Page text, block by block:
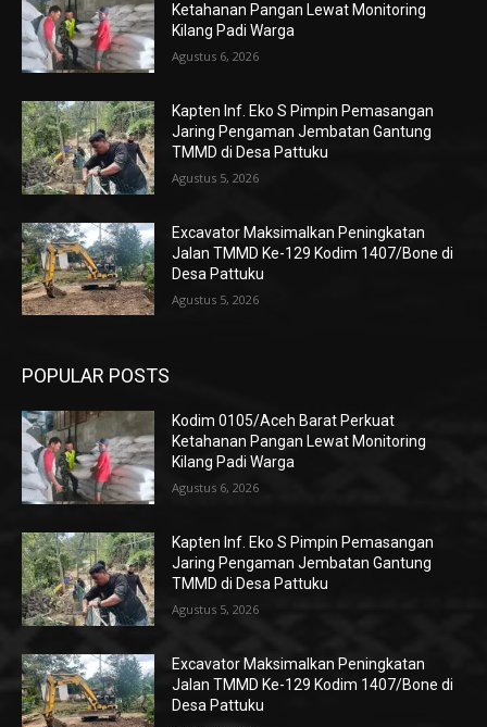
Ketahanan Pangan Lewat Monitoring
Kilang Padi Warga
Agustus 6, 2026
Kapten Inf. Eko S Pimpin Pemasangan
Jaring Pengaman Jembatan Gantung
TMMD di Desa Pattuku
Agustus 5, 2026
Excavator Maksimalkan Peningkatan
Jalan TMMD Ke-129 Kodim 1407/Bone di
Desa Pattuku
Agustus 5, 2026
POPULAR POSTS
Kodim 0105/Aceh Barat Perkuat
Ketahanan Pangan Lewat Monitoring
Kilang Padi Warga
Agustus 6, 2026
Kapten Inf. Eko S Pimpin Pemasangan
Jaring Pengaman Jembatan Gantung
TMMD di Desa Pattuku
Agustus 5, 2026
Excavator Maksimalkan Peningkatan
Jalan TMMD Ke-129 Kodim 1407/Bone di
Desa Pattuku